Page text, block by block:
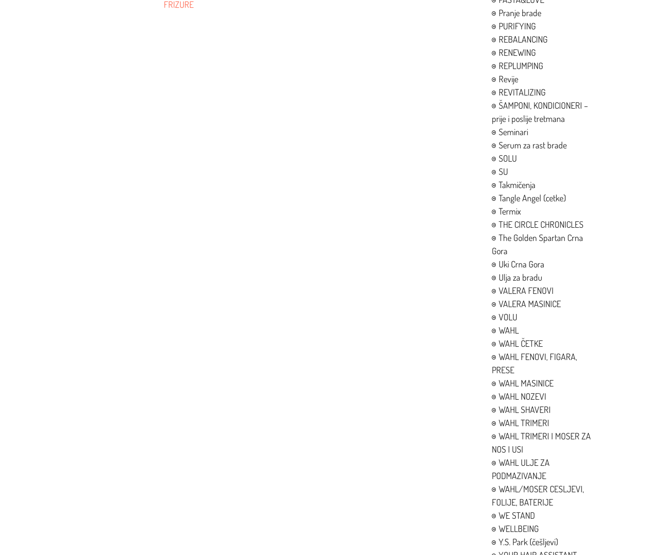
FRIZURE
Pranje brade
PURIFYING
REBALANCING
RENEWING
REPLUMPING
Revije
REVITALIZING
ŠAMPONI, KONDICIONERI –
prije i poslije tretmana
Seminari
Serum za rast brade
SOLU
SU
Takmičenja
Tangle Angel (cetke)
Termix
THE CIRCLE CHRONICLES
The Golden Spartan Crna
Gora
Uki Crna Gora
Ulja za bradu
VALERA FENOVI
VALERA MASINICE
VOLU
WAHL
WAHL ČETKE
WAHL FENOVI, FIGARA,
PRESE
WAHL MASINICE
WAHL NOZEVI
WAHL SHAVERI
WAHL TRIMERI
WAHL TRIMERI I MOSER ZA
NOS I USI
WAHL ULJE ZA
PODMAZIVANJE
WAHL/MOSER CESLJEVI,
FOLIJE, BATERIJE
WE STAND
WELLBEING
Y.S. Park (češljevi)